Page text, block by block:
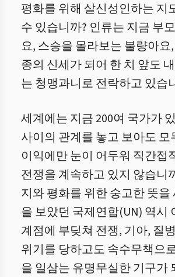
평화를 위해 살신성인하는 지
수 있습니까? 인류는 지금 부
요, 스승을 몰라보는 불량아요
종의 신세가 되어 한 치 앞도
는 청맹과니로 전락하고 있습
세계에는 지금 200여 국가가
사이의 관계를 놓고 보아도 모
이익에만 눈이 어두워 직간접
전쟁을 계속하고 있지 않습니
지와 평화를 위한 숭고한 뜻을
을 보았던 국제연합(UN) 역시
계점에 부딪쳐 전쟁, 기아, 질
위기를 당하고도 속수무책으
을 일삼는 유명무실한 기구가